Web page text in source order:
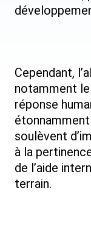
Cependant,
notamment
réponse
soulèvent
à la
de l’aide
terrain.